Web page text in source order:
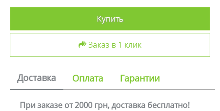
Купить
Заказ в 1 клик
Доставка Оплата Гарантии
При заказе от 2000 грн, доставка бесплатно!